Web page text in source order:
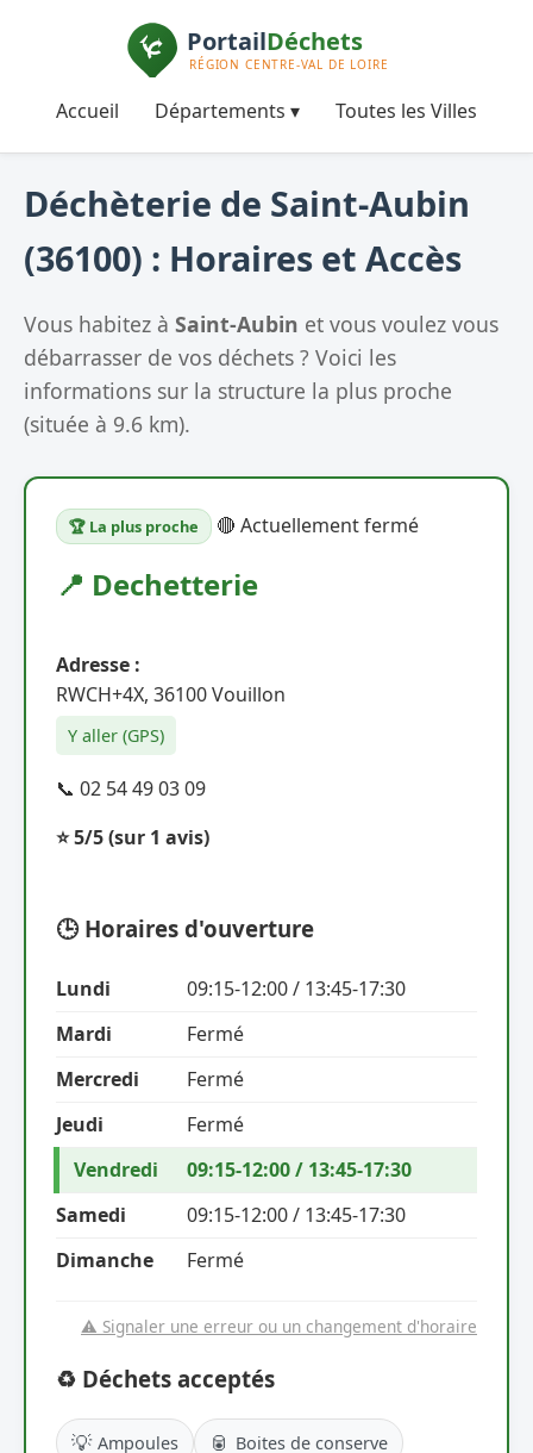
Accueil Départements ▾ Toutes les Villes
Déchèterie de Saint-Aubin
(36100) : Horaires et Accès
Vous habitez à Saint-Aubin et vous voulez vous
débarrasser de vos déchets ? Voici les
informations sur la structure la plus proche
(située à 9.6 km).
🏆 La plus proche 🔴 Actuellement fermé
📍 Dechetterie
Adresse :
RWCH+4X, 36100 Vouillon
Y aller (GPS)
📞 02 54 49 03 09
⭐ 5/5(sur 1 avis)
🕒 Horaires d'ouverture
Lundi
09:15-12:00 / 13:45-17:30
Mardi
Fermé
Mercredi
Fermé
Jeudi
Fermé
Vendredi
09:15-12:00 / 13:45-17:30
Samedi
09:15-12:00 / 13:45-17:30
Dimanche
Fermé
⚠️ Signaler une erreur ou un changement d'horaire
♻️ Déchets acceptés
💡 Ampoules 🥫 Boites de conserve